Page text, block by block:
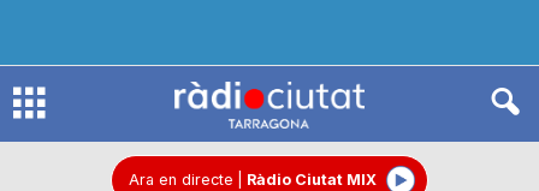
R
Ara en directe Ràdio Ciutat MIX